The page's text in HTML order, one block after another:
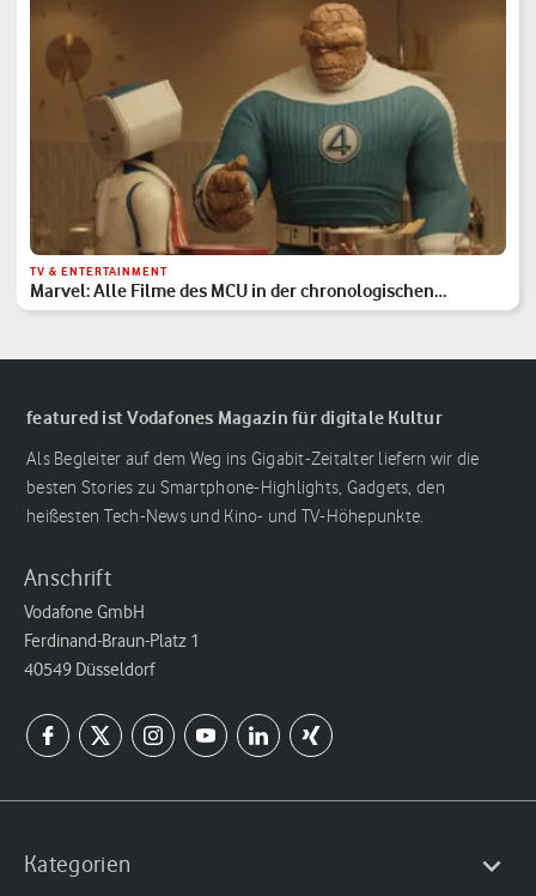
TV & ENTERTAINMENT
Marvel: Alle Filme des MCU in der chronologischen
Reihenfolge
featured ist Vodafones Magazin für digitale Kultur
Als Begleiter auf dem Weg ins Gigabit-Zeitalter liefern wir die
besten Stories zu Smartphone-Highlights, Gadgets, den
heißesten Tech-News und Kino- und TV-Höhepunkte.
Anschrift
Vodafone GmbH
Ferdinand-Braun-Platz 1
40549 Düsseldorf
Kategorien